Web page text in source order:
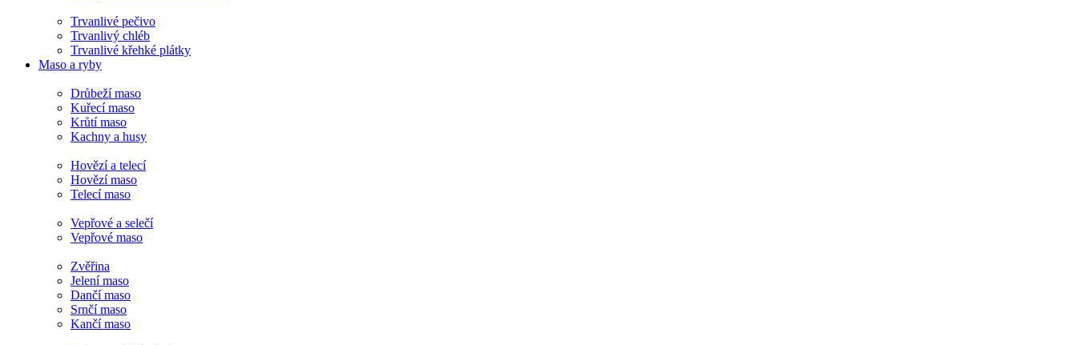
Trvanlivé pečivo
Trvanlivý chléb
Trvanlivé křehké plátky
Maso a ryby
Drůbeží maso
Kuřecí maso
Krůtí maso
Kachny a husy
Hovězí a telecí
Hovězí maso
Telecí maso
Vepřové a selečí
Vepřové maso
Zvěřina
Jelení maso
Dančí maso
Srnčí maso
Kančí maso